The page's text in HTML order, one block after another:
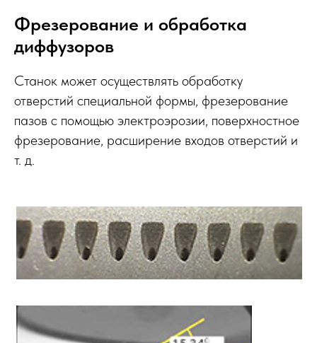
Фрезерование и обработка
диффузоров
Станок может осуществлять обработку
отверстий специальной формы, фрезерование
пазов с помощью электроэрозии, поверхностное
фрезерование, расширение входов отверстий и
т. д.